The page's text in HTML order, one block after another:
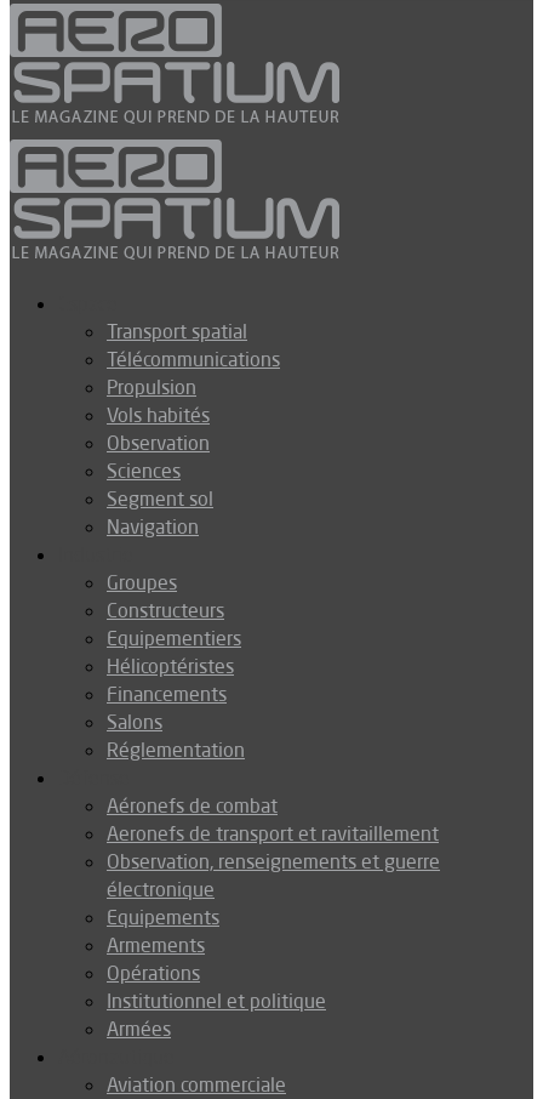
Transport spatial
Télécommunications
Propulsion
Vols habités
Observation
Sciences
Segment sol
Navigation
Groupes
Constructeurs
Equipementiers
Hélicoptéristes
Financements
Salons
Réglementation
Aéronefs de combat
Aeronefs de transport et ravitaillement
Observation, renseignements et guerre
électronique
Equipements
Armements
Opérations
Institutionnel et politique
Armées
Aviation commerciale